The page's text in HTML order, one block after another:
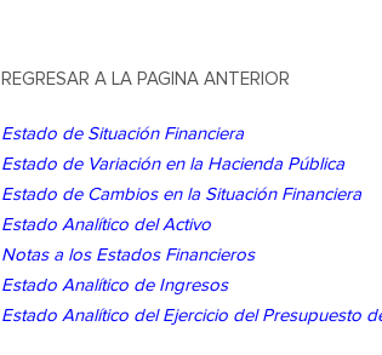
REGRESAR A LA PAGINA ANTERIOR
Estado de Situación Financiera
Estado de Variación en la Hacienda Pública
Estado de Cambios en la Situación Financiera
Estado Analítico del Activo
Notas a los Estados Financieros
Estado Analítico de Ingresos
Estado Analítico del Ejercicio del Presupuesto